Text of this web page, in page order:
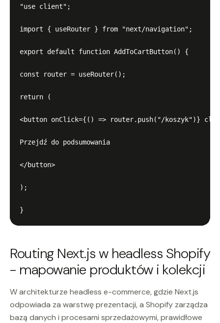
"use client";
import { useRouter } from "next/navigation";
export default function AddToCartButton() {
const router = useRouter();
return (
<button onClick={() => router.push("/koszyk")}
Przejdź do podsumowania
</button>
);
Routing Next.js w headless Shopify
- mapowanie produktów i kolekcji
W architekturze headless e-commerce, gdzie Next.js
odpowiada za warstwę prezentacji, a Shopify zarządza
bazą danych i procesami sprzedażowymi, prawidłowe